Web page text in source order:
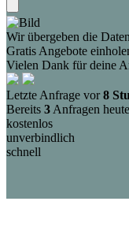
Wir übergeben die
Gratis Angebote
Vielen Dank für deine
Letzte Anfrage vor8
Bereits 3 Anfragen heute
kostenlos
unverbindlich
schnell